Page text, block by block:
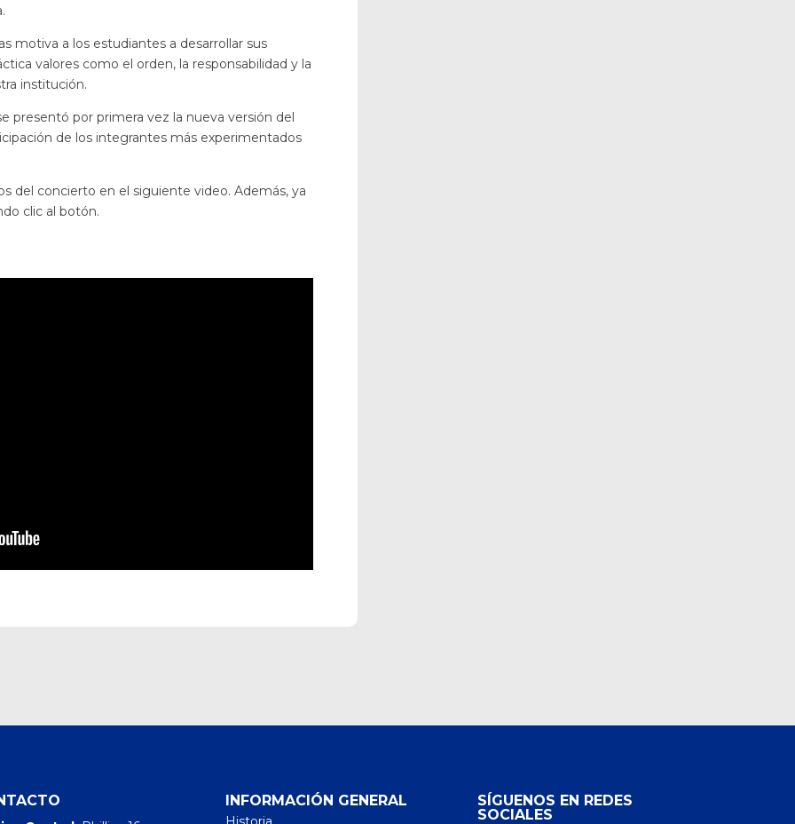
motiva a los estudiantes a desarrollar sus
valores como el orden, la responsabilidad y la
institución.
presentó por primera vez la nueva versión del
de los integrantes más experimentados
del concierto en el siguiente video. Además, ya
clic al botón.
INFORMACIÓN GENERAL
SÍGUENOS EN REDES
SOCIALES